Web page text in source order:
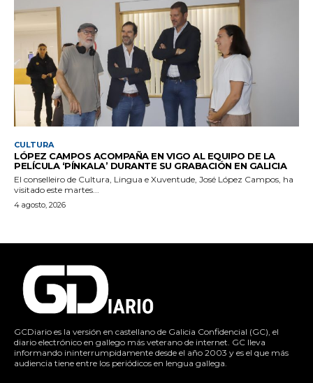
CULTURA
LÓPEZ CAMPOS ACOMPAÑA EN VIGO AL EQUIPO DE LA
PELÍCULA ‘PÍNKALA’ DURANTE SU GRABACIÓN EN GALICIA
El conselleiro de Cultura, Lingua e Xuventude, José López Campos, ha
visitado este martes...
4 agosto, 2026
GCDiario es la versión en castellano de Galicia Confidencial (GC), el
diario electrónico en gallego más veterano de internet. GC lleva
informando ininterrumpidamente desde el año 2003 y es el que más
audiencia tiene entre los periódicos en lengua gallega.